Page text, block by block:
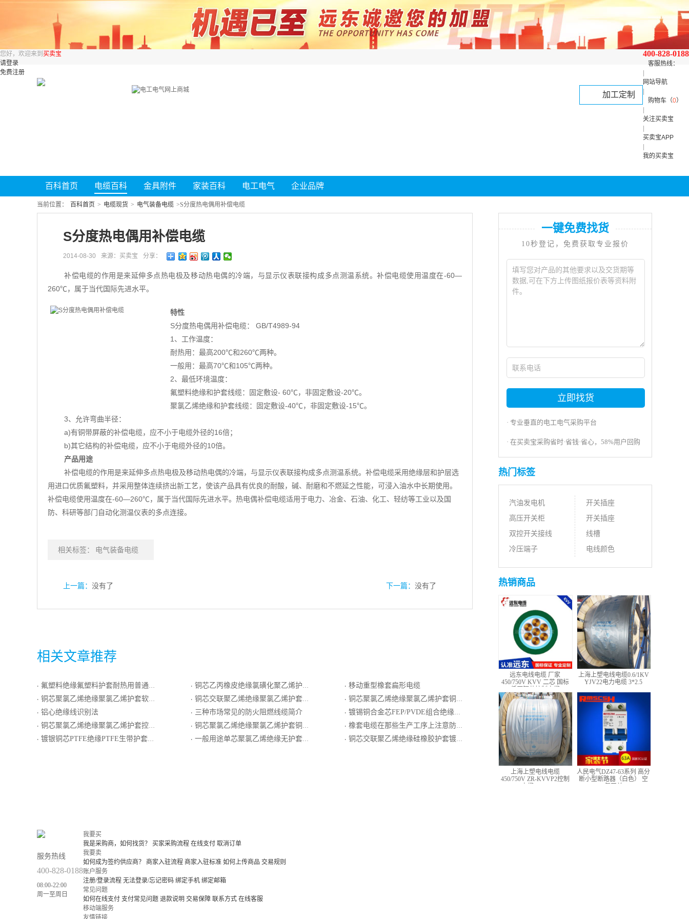
400-828-0188
客服热线：
网站导航
购物车（0）
关注买卖宝
买卖宝APP
我的买卖宝
您好，欢迎来到 买卖宝
请登录
免费注册
加工定制
百科首页 电缆百科 金具附件 家装百科 电工电气 企业品牌
当前位置： 百科首页 > 电缆现货 > 电气装备电缆 >S分度热电偶用补偿电缆
S分度热电偶用补偿电缆
2014-08-30 来源：买卖宝 分享：
补偿电缆的作用是来延伸多点热电极及移动热电偶的冷端，与显示仪表联接构成多点测温系统。补偿电缆使用温度在-60—
260℃，属于当代国际先进水平。
特性
S分度热电偶用补偿电缆： GB/T4989-94
1、工作温度：
耐热用：最高200℃和260℃两种。
一般用：最高70℃和105℃两种。
2、最低环境温度：
氟塑料绝缘和护套线缆：固定敷设- 60℃，非固定敷设-20℃。
聚氯乙烯绝缘和护套线缆：固定敷设-40℃，非固定敷设-15℃。
3、允许弯曲半径：
a)有铜带屏蔽的补偿电缆，应不小于电缆外径的16倍；
b)其它结构的补偿电缆，应不小于电缆外径的10倍。
产品用途
补偿电缆的作用是来延伸多点热电极及移动热电偶的冷端，与显示仪表联接构成多点测温系统。补偿电缆采用绝缘层和护层选
用进口优质氟塑料，并采用整体连续挤出新工艺，使该产品具有优良的耐酸，碱、耐磨和不燃延之性能，可浸入油水中长期使用。
补偿电缆使用温度在-60—260℃，属于当代国际先进水平。热电偶补偿电缆适用于电力、冶金、石油、化工、轻纺等工业以及国
防、科研等部门自动化测温仪表的多点连接。
相关标签： 电气装备电缆
上一篇： 没有了 下一篇： 没有了
相关文章推荐
· 氟塑料绝缘氟塑料护套耐热用普通级E分度热电偶用绞合导体补偿导线
· 铜芯聚氯乙烯绝缘聚氯乙烯护套软控制电缆
· 铝心绝缘线识别法
· 铜芯聚氯乙烯绝缘聚氯乙烯护套控制电缆
· 镀银铜芯PTFE绝缘PTFE生带护套电线电缆
· 铜芯乙丙橡皮绝缘氯磺化聚乙烯护套软导体电机绕组引接线
· 铜芯交联聚乙烯绝缘聚氯乙烯护套钢丝铠装控制电缆
· 三种市场常见的防火阻燃线缆简介
· 铜芯聚氯乙烯绝缘聚氯乙烯护套铜带屏蔽钢丝铠装控制电缆
· 一般用途单芯聚氯乙烯绝缘无护套多根软导体电缆
· 移动重型橡套扁形电缆
· 铜芯聚氯乙烯绝缘聚氯乙烯护套铜带屏蔽控制电缆
· 镀锡铜合金芯FEP/PVDE组合绝缘镀锡圆铜线编织屏蔽电线电缆
· 橡套电缆在那些生产工序上注意防氧化
· 铜芯交联聚乙烯绝缘硅橡胶护套镀锡铜丝编织总屏计算机电缆
一键免费找货
10秒登记，免费获取专业报价
立即找货
· 专业垂直的电工电气采购平台
· 在买卖宝采购省时·省钱·省心，58%用户回购
热门标签
汽油发电机
高压开关柜
双控开关接线
冷压端子
开关插座
开关插座
线槽
电线颜色
热销商品
远东电线电缆 厂家
450/750V KVV 二芯 国标
上海上塑电线电缆0.6/1KV
YJV22电力电缆 3*2.5
上海上塑电线电缆
450/750V ZR-KVVP2控制
人民电气DZ47-63系列 高分
断小型断路器（白色） 空
服务热线
400-828-0188
08:00-22:00
周一至周日
我要买
我是采购商，如何找货？
买家采购流程 在线支付 取消订单
我要卖
如何成为签约供应商？
商家入驻流程 商家入驻标准 如何上传商品 交易规则
账户服务
注册/登录流程 无法登录/忘记密码 绑定手机 绑定邮箱
常见问题
如何在线支付 支付常见问题 退款说明 交易保障 联系方式 在线客服
移动端服务
友情链接